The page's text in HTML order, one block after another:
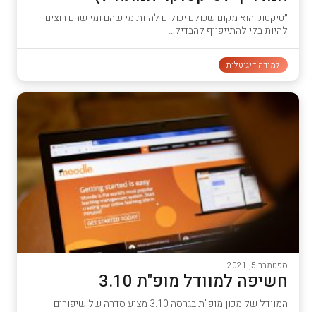
״טיקטוק הוא מקום שכולם יכולים להיות מי שהם ומי שהם רוצים
להיות בלי להתייפייף להבדיל…
למידה דיגיטלית
ספטמבר 5, 2021
חשיפה למוודל מופ"ת 3.10
המוודל של מכון מופ"ת בגרסה 3.10 מציע סדרה של שיפורים